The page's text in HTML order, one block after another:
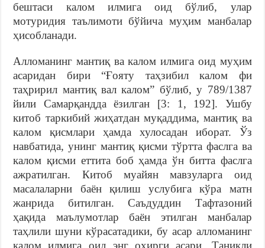
бештаси калом илмига оид бўлиб, улар
мотуридия таълимоти бўйича муҳим манбалар
ҳисобланади.
Алломанинг мантиқ ва калом илмига оид муҳим
асаридан бири “Ғояту таҳзибил калом фи
таҳририл мантиқ вал калом” бўлиб, у 789/1387
йили Самарқандда ёзилган [3: 1, 192]. Ушбу
китоб таркибий жиҳатдан муқаддима, мантиқ ва
калом қисмлари ҳамда хулосадан иборат. Ўз
навбатида, унинг мантиқ қисми тўртта фаслга ва
калом қисми еттита боб ҳамда ўн битта фаслга
ажратилган. Китоб муайян мавзуларга оид
масалаларни баён қилиш услубига кўра матн
жанрида битилган. Саъдуддин Тафтазоний
ҳақида маълумотлар баён этилган манбалар
таҳлили шуни кўрасатадики, бу асар алломанинг